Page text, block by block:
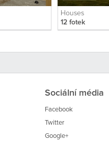
Houses
12 fotek
Sociální média
Facebook
Twitter
Google+